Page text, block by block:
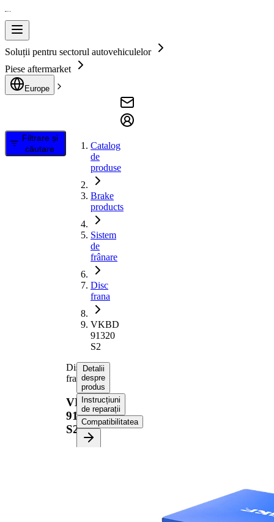
Soluții pentru sectorul autovehiculelor
Piese aftermarket
Europe
Filtrare și
căutare
Catalog
de
produse
Brake
products
Sistem
de
frânare
Disc
frana
VKBD
91320
S2
Disc
frana
VKBD
91320
S2
Detalii
despre
produs
Instrucțiuni
de reparații
Compatibilitatea